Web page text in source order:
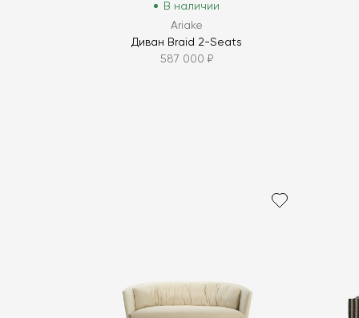
В наличии
Ariake
Диван Braid 2-Seats
587 000 ₽